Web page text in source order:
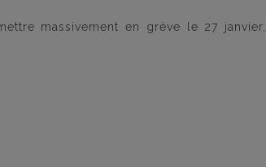
massivement en grève le 27 janvier,